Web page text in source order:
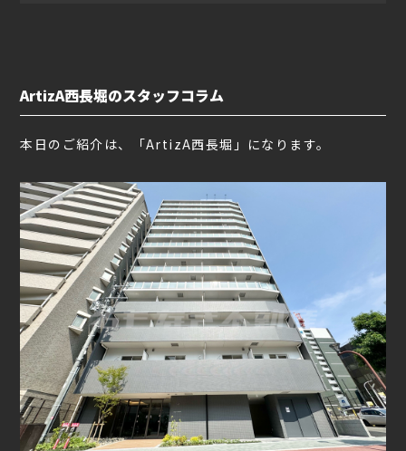
ArtizA西長堀のスタッフコラム
本日のご紹介は、「ArtizA西長堀」になります。